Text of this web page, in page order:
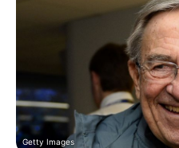
Getty Images